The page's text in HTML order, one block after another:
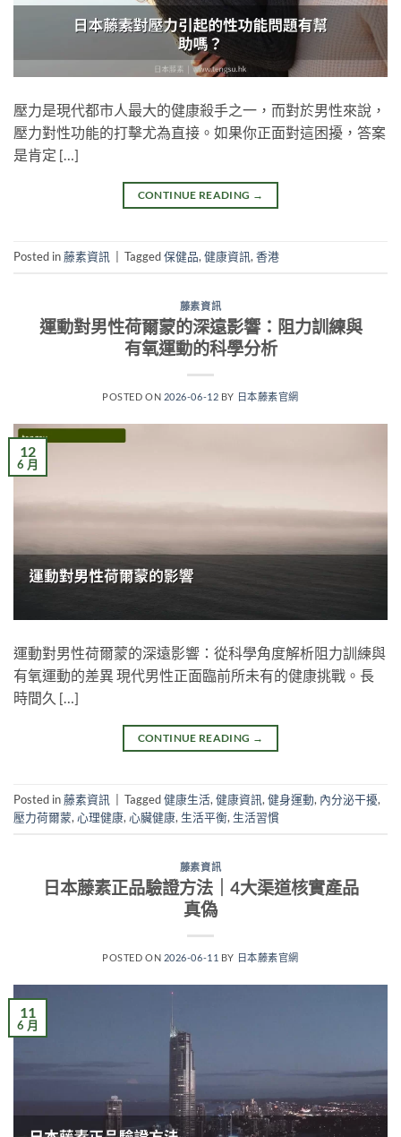
壓力是現代都市人最大的健康殺手之一，而對於男性來說，
壓力對性功能的打擊尤為直接。如果你正面對這困擾，答案
是肯定 […]
CONTINUE READING →
Posted in藤素資訊 Tagged保健品,健康資訊,香港
藤素資訊
運動對男性荷爾蒙的深遠影響：阻力訓練與
有氧運動的科學分析
POSTED ON 2026-06-12 BY 日本藤素官網
12
6 月
運動對男性荷爾蒙的深遠影響：從科學角度解析阻力訓練與
有氧運動的差異 現代男性正面臨前所未有的健康挑戰。長
時間久 […]
CONTINUE READING →
Posted in藤素資訊 Tagged健康生活,健康資訊,健身運動, 內分泌干擾,
壓力荷爾蒙,心理健康,心臟健康,生活平衡,生活習慣
藤素資訊
日本藤素正品驗證方法｜4大渠道核實產品
真偽
POSTED ON 2026-06-11 BY 日本藤素官網
11
6 月